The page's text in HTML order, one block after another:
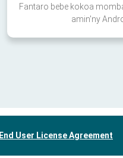
Fantaro bebe kokoa
amin'ny
End User License Agreement